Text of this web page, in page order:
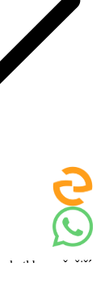
bezpečnější